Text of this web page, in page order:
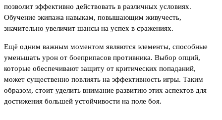
позволит эффективно действовать в различных условиях.
Обучение экипажа навыкам, повышающим живучесть,
значительно увеличит шансы на успех в сражениях.
Ещё одним важным моментом являются элементы, способные
уменьшать урон от боеприпасов противника. Выбор опций,
которые обеспечивают защиту от критических попаданий,
может существенно повлиять на эффективность игры. Таким
образом, стоит уделить внимание развитию этих аспектов для
достижения большей устойчивости на поле боя.